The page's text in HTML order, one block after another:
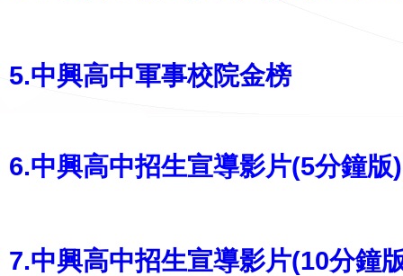
5.中興高中軍事校院金榜
6.中興高中招生宣導影片(5分鐘版)
7.中興高中招生宣導影片(10分鐘